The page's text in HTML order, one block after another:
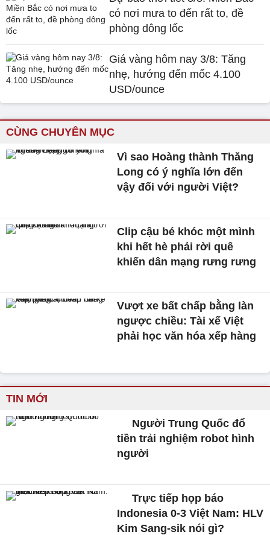
có nơi mưa to đến rất to, đề
phòng dông lốc
Giá vàng hôm nay 3/8: Tăng
nhẹ, hướng đến mốc 4.100
USD/ounce
CÙNG CHUYÊN MỤC
Vì sao Hoàng thành Thăng
Long có ý nghĩa lớn đến
vậy đối với người Việt?
Clip cậu bé khóc một mình
khi hết hè phải rời quê
khiến dân mạng rưng rưng
Vượt xe bất chấp bằng làn
ngược chiều: Tài xế Việt
phải học văn hóa xếp hàng
TIN MỚI
Người Trung Quốc đổ
tiền trải nghiệm robot hình
người
Trực tiếp họp báo
Indonesia 0-3 Việt Nam: HLV
Kim Sang-sik nói gì?